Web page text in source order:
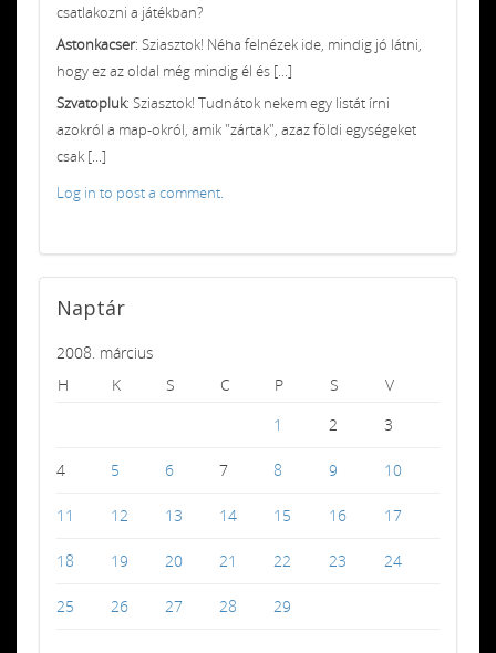
csatlakozni a játékban?
Astonkacser: Sziasztok! Néha felnézek ide, mindig jó látni,
hogy ez az oldal még mindig él és [...]
Szvatopluk: Sziasztok! Tudnátok nekem egy listát írni
azokról a map-okról, amik "zártak", azaz földi egységeket
csak [...]
Log in to post a comment.
Naptár
2008. március
H
K S C P S
V
1
2 3
4 5 6 7 8 9 10
11 12 13 14 15 16 17
18 19 20 21 22 23 24
25 26 27 28 29